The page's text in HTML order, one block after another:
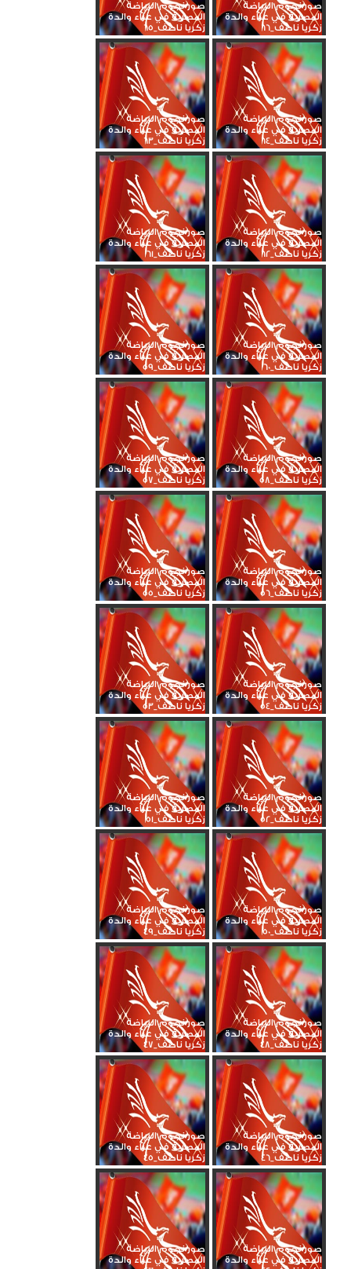
صور نجوم الرياضة
المصرية في عزاء والدة
زكريا ناصف_66
صور نجوم الرياضة
المصرية في عزاء والدة
زكريا ناصف_65
صور نجوم الرياضة
المصرية في عزاء والدة
زكريا ناصف_64
صور نجوم الرياضة
المصرية في عزاء والدة
زكريا ناصف_63
صور نجوم الرياضة
المصرية في عزاء والدة
زكريا ناصف_62
صور نجوم الرياضة
المصرية في عزاء والدة
زكريا ناصف_61
صور نجوم الرياضة
المصرية في عزاء والدة
زكريا ناصف_60
صور نجوم الرياضة
المصرية في عزاء والدة
زكريا ناصف_59
صور نجوم الرياضة
المصرية في عزاء والدة
زكريا ناصف_58
صور نجوم الرياضة
المصرية في عزاء والدة
زكريا ناصف_57
صور نجوم الرياضة
المصرية في عزاء والدة
زكريا ناصف_56
صور نجوم الرياضة
المصرية في عزاء والدة
زكريا ناصف_55
صور نجوم الرياضة
المصرية في عزاء والدة
زكريا ناصف_54
صور نجوم الرياضة
المصرية في عزاء والدة
زكريا ناصف_53
صور نجوم الرياضة
المصرية في عزاء والدة
زكريا ناصف_52
صور نجوم الرياضة
المصرية في عزاء والدة
زكريا ناصف_51
صور نجوم الرياضة
المصرية في عزاء والدة
زكريا ناصف_50
صور نجوم الرياضة
المصرية في عزاء والدة
زكريا ناصف_49
صور نجوم الرياضة
المصرية في عزاء والدة
زكريا ناصف_48
صور نجوم الرياضة
المصرية في عزاء والدة
زكريا ناصف_47
صور نجوم الرياضة
المصرية في عزاء والدة
زكريا ناصف_46
صور نجوم الرياضة
المصرية في عزاء والدة
زكريا ناصف_45
صور نجوم الرياضة
المصرية في عزاء والدة
صور نجوم الرياضة
المصرية في عزاء والدة